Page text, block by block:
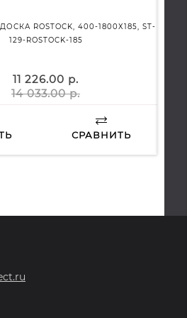
ROSTOCK, 400-1800Х185, ST-
129-ROSTOCK-185
11 226.00 р.
14 033.00 р.
СРАВНИТЬ